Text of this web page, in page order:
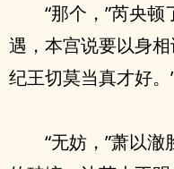
“那个，”芮央
遇，本宫说要以身
纪王切莫当真才好。
“无妨，”萧以